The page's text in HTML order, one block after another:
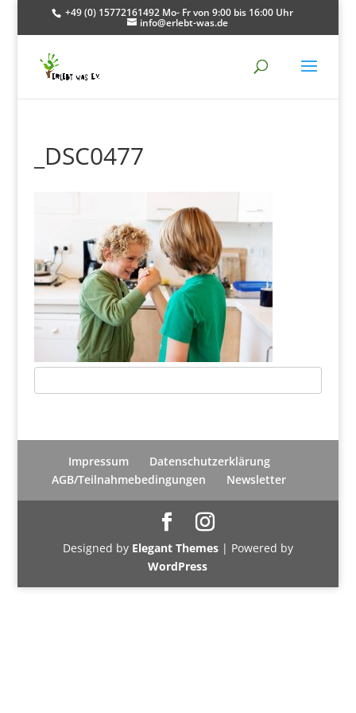
+49 (0) 15772161492 Mo- Fr von 9:00 bis 16:00 Uhr
info@erlebt-was.de
_DSC0477
Impressum
Datenschutzerklärung
AGB/Teilnahmebedingungen
Newsletter
Designed by Elegant Themes| Powered by
WordPress